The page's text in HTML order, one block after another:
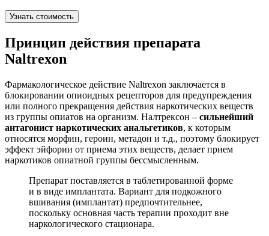
Узнать стоимость
Принцип действия препарата
Naltrexon
Фармакологическое действие Naltrexon заключается в
блокировании опиоидных рецепторов для предупреждения
или полного прекращения действия наркотических веществ
из группы опиатов на организм. Налтрексон – сильнейший
антагонист наркотических анальгетиков, к которым
относятся морфин, героин, метадон и т.д., поэтому блокирует
эффект эйфории от приема этих веществ, делает прием
наркотиков опиатной группы бессмысленным.
Препарат поставляется в таблетированной форме
и в виде имплантата. Вариант для подкожного
вшивания (имплантат) предпочтительнее,
поскольку основная часть терапии проходит вне
наркологического стационара.